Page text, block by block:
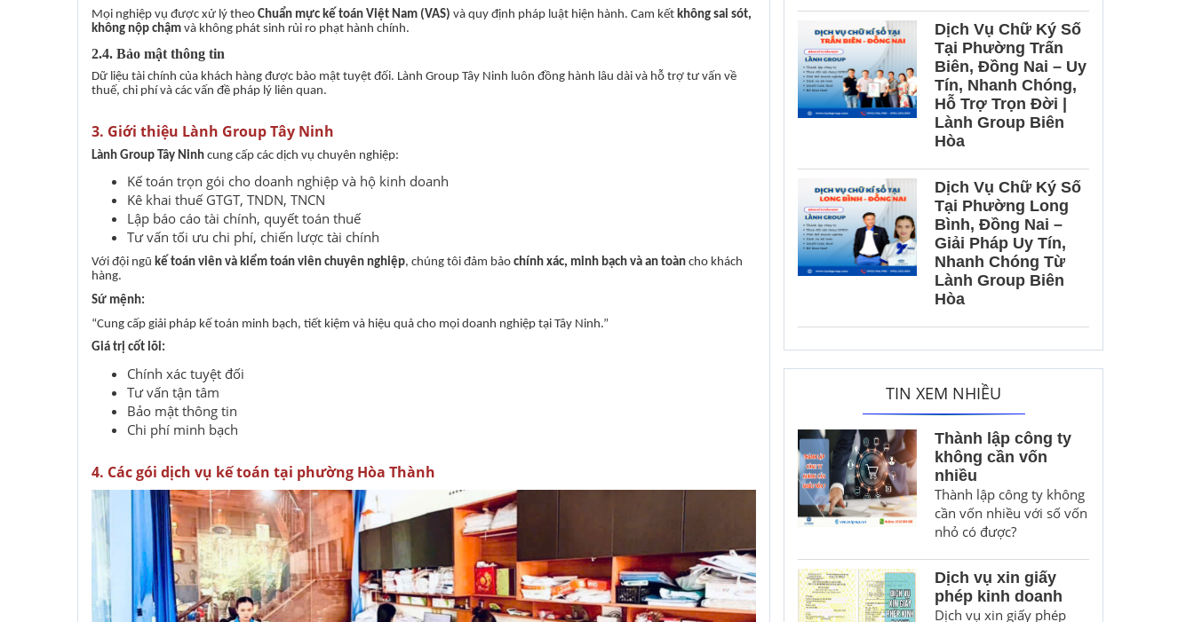
Mọi nghiệp vụ được xử lý theo Chuẩn mực kế toán Việt Nam (VAS) và quy định pháp luật hiện hành. Cam kết không sai sót,
không nộp chậm và không phát sinh rủi ro phạt hành chính.
2.4. Bảo mật thông tin
Dữ liệu tài chính của khách hàng được bảo mật tuyệt đối. Lành Group Tây Ninh luôn đồng hành lâu dài và hỗ trợ tư vấn về
thuế, chi phí và các vấn đề pháp lý liên quan.
3. Giới thiệu Lành Group Tây Ninh
Lành Group Tây Ninh cung cấp các dịch vụ chuyên nghiệp:
Kế toán trọn gói cho doanh nghiệp và hộ kinh doanh
Kê khai thuế GTGT, TNDN, TNCN
Lập báo cáo tài chính, quyết toán thuế
Tư vấn tối ưu chi phí, chiến lược tài chính
Với đội ngũ kế toán viên và kiểm toán viên chuyên nghiệp, chúng tôi đảm bảo chính xác, minh bạch và an toàn cho khách
hàng.
Sứ mệnh:
“Cung cấp giải pháp kế toán minh bạch, tiết kiệm và hiệu quả cho mọi doanh nghiệp tại Tây Ninh.”
Giá trị cốt lõi:
Chính xác tuyệt đối
Tư vấn tận tâm
Bảo mật thông tin
Chi phí minh bạch
4. Các gói dịch vụ kế toán tại phường Hòa Thành
Dịch Vụ Chữ Ký Số
Tại Phường Trấn
Biên, Đồng Nai – Uy
Tín, Nhanh Chóng,
Hỗ Trợ Trọn Đời |
Lành Group Biên
Hòa
Dịch Vụ Chữ Ký Số
Tại Phường Long
Bình, Đồng Nai –
Giải Pháp Uy Tín,
Nhanh Chóng Từ
Lành Group Biên
Hòa
TIN XEM NHIỀU
Thành lập công ty
không cần vốn
nhiều
Thành lập công ty không
cần vốn nhiều với số vốn
nhỏ có được?
Dịch vụ xin giấy
phép kinh doanh
Dịch vụ xin giấy phép